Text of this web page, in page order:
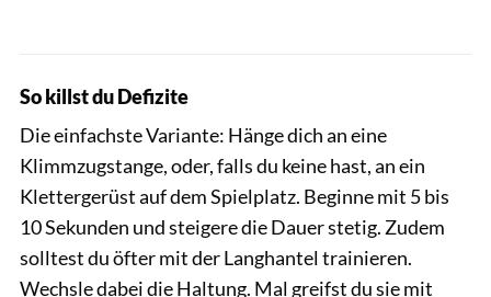
So killst du Defizite
Die einfachste Variante: Hänge dich an eine
Klimmzugstange, oder, falls du keine hast, an ein
Klettergerüst auf dem Spielplatz. Beginne mit 5 bis
10 Sekunden und steigere die Dauer stetig. Zudem
solltest du öfter mit der Langhantel trainieren.
Wechsle dabei die Haltung. Mal greifst du sie mit